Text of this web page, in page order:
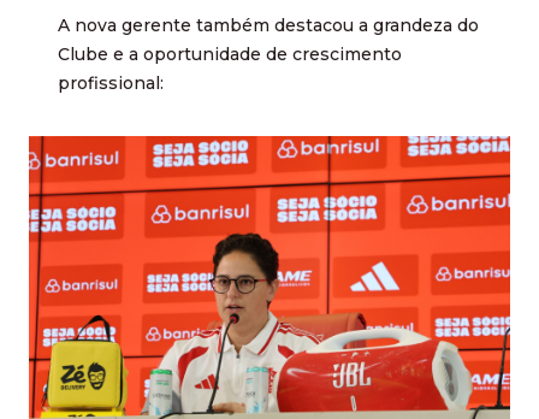
A nova gerente também destacou a grandeza do
Clube e a oportunidade de crescimento
profissional: